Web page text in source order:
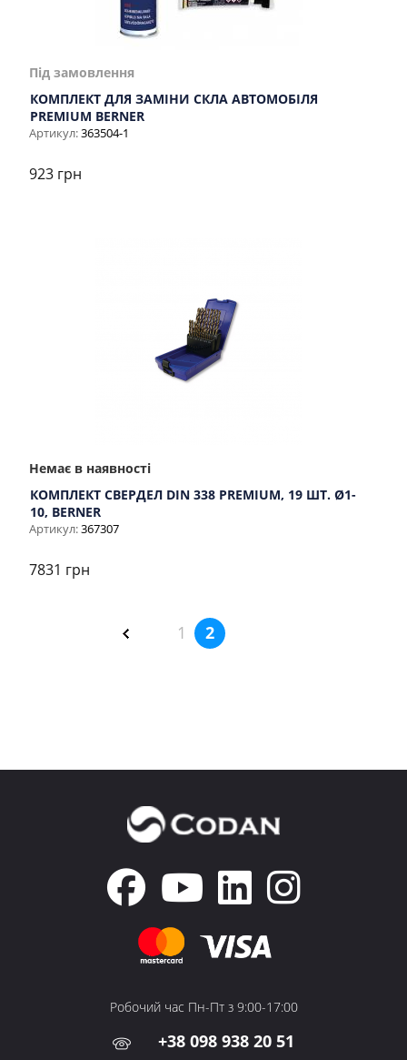
Під замовлення
КОМПЛЕКТ ДЛЯ ЗАМІНИ СКЛА АВТОМОБІЛЯ
PREMIUM BERNER
Артикул:363504-1
923 грн
Немає в наявності
КОМПЛЕКТ СВЕРДЕЛ DIN 338 PREMIUM, 19 ШТ. Ø1-
10, BERNER
Артикул:367307
7831 грн
1 2
Робочий час Пн-Пт з 9:00-17:00
+38 098 938 20 51